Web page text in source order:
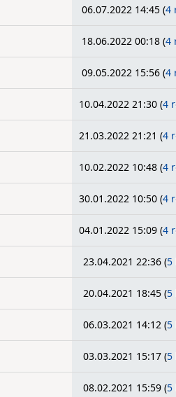
06.07.2022 14:45 (4
18.06.2022 00:18 (4
09.05.2022 15:56 (4
10.04.2022 21:30 (4
21.03.2022 21:21 (4
10.02.2022 10:48 (4
30.01.2022 10:50 (4
04.01.2022 15:09 (4
23.04.2021 22:36 (5
20.04.2021 18:45 (5
06.03.2021 14:12 (5
03.03.2021 15:17 (5
08.02.2021 15:59 (5